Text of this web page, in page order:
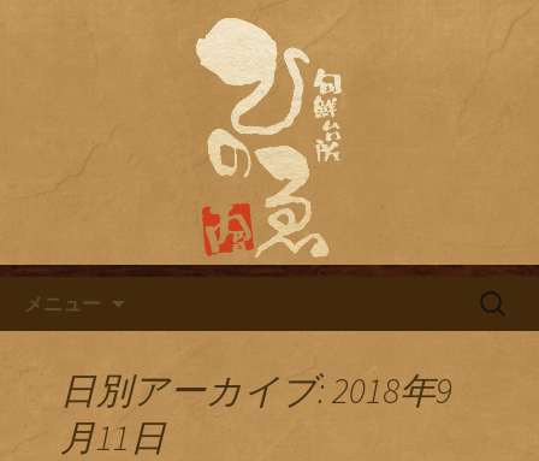
名古屋市栄にある居酒屋「旬鮮
台所ひのゑ」のブログ
名古屋市栄にある居酒屋「旬鮮台所ひ
のゑ（ひのえ）」。豊富な焼酎と海鮮
料理を中心とした、お酒に合う肴を楽
しめるお店です。季節で変わるおすす
めメニューや日替わりランチの新着情
報を随時更新中。
メニュー
検
日別アーカイブ: 2018年9
月11日